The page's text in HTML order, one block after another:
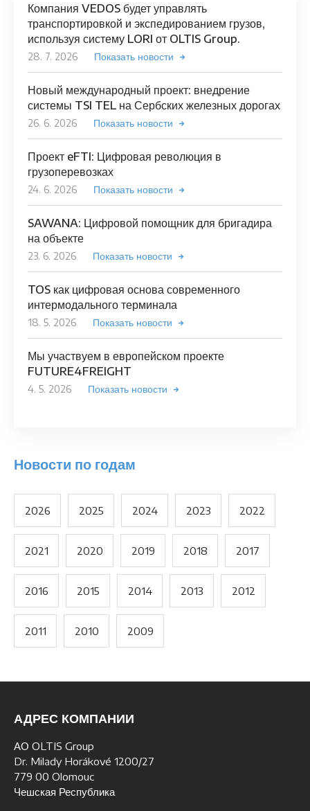
Компания VEDOS будет управлять
транспортировкой и экспедированием грузов,
используя систему LORI от OLTIS Group.
28. 7. 2026 Показать новости
Новый международный проект: внедрение
системы TSI TEL на Сербских железных дорогах
26. 6. 2026 Показать новости
Проект eFTI: Цифровая революция в
грузоперевозках
24. 6. 2026 Показать новости
SAWANA: Цифровой помощник для бригадира
на объекте
23. 6. 2026 Показать новости
TOS как цифровая основа современного
интермодального терминала
18. 5. 2026 Показать новости
Мы участвуем в европейском проекте
FUTURE4FREIGHT
4. 5. 2026 Показать новости
Новости по годам
2026 2025 2024 2023 2022
2021 2020 2019 2018 2017
2016 2015 2014 2013 2012
2011 2010 2009
АДРЕС КОМПАНИИ
АО OLTIS Group
Dr. Milady Horákové 1200/27
779 00 Olomouc
Чешская Республика